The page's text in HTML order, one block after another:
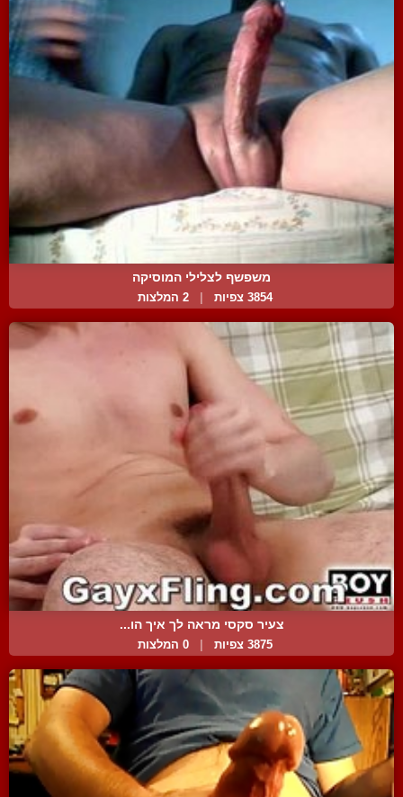
משפשף לצלילי המוסיקה
3854 צפיות 2 המלצות
צעיר סקסי מראה לך איך הו...
3875 צפיות 0 המלצות